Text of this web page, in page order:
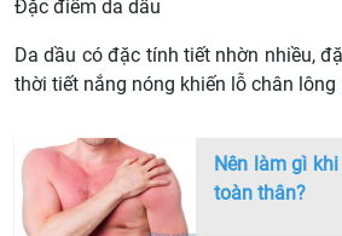
Đặc điểm da dầu
Da dầu có đặc tính tiết nhờn nhiều,
thời tiết nắng nóng khiến lỗ chân lông
Nên làm gì
toàn thân?